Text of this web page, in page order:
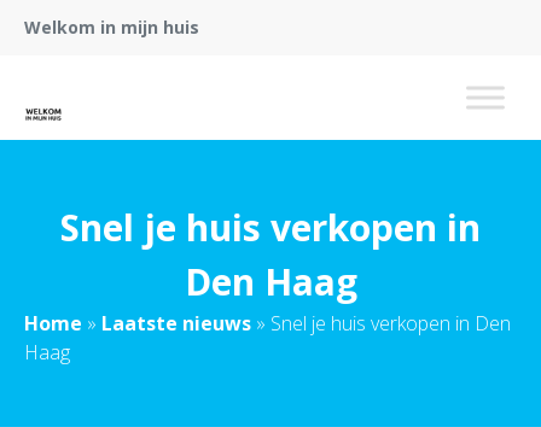
Welkom in mijn huis
Snel je huis verkopen in
Den Haag
Home » Laatste nieuws » Snel je huis verkopen in Den
Haag